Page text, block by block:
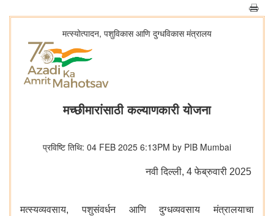
मत्स्योत्पादन, पशुविकास आणि दुग्धविकास मंत्रालय
मच्छीमारांसाठी कल्याणकारी योजना
प्रविष्टि तिथि: 04 FEB 2025 6:13PM by PIB Mumbai
नवी दिल्‍ली, 4 फेब्रुवारी 2025
मत्स्यव्यवसाय, पशुसंवर्धन आणि दुग्धव्यवसाय मंत्रालयाचा